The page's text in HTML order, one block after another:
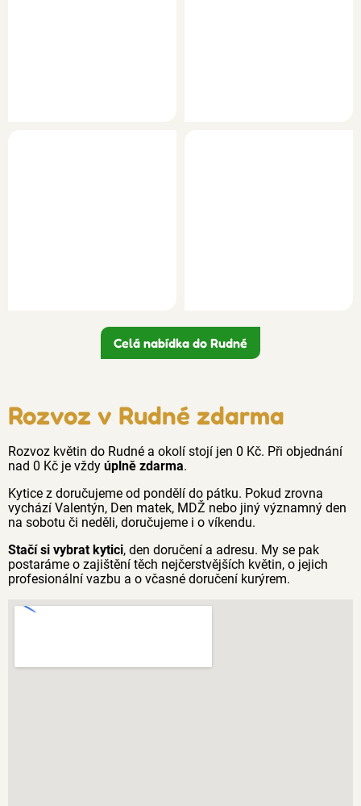
Celá nabídka do Rudné
Rozvoz v Rudné zdarma
Rozvoz květin do Rudné a okolí stojí jen 0 Kč. Při objednání
nad 0 Kč je vždy úplně zdarma.
Kytice z doručujeme od pondělí do pátku. Pokud zrovna
vychází Valentýn, Den matek, MDŽ nebo jiný významný den
na sobotu či neděli, doručujeme i o víkendu.
Stačí si vybrat kytici, den doručení a adresu. My se pak
postaráme o zajištění těch nejčerstvějších květin, o jejich
profesionální vazbu a o včasné doručení kurýrem.